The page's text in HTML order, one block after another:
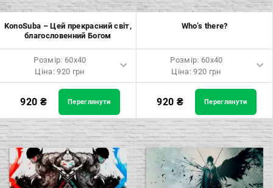
KonoSuba – Цей прекрасний світ,
благословенний Богом
Розмір: 60x40
Ціна: 920 грн
Розмір: 60x40 Ціна: 920 грн
Розмір: 90x60 Ціна: 1650 грн
Розмір: 120x80 Ціна: 2050 грн
920 ₴ Переглянути
Who’s there?
Розмір: 60x40
Ціна: 920 грн
Розмір: 60x40 Ціна: 920 грн
Розмір: 90x60 Ціна: 1650 грн
Розмір: 120x80 Ціна: 2050 грн
920 ₴ Переглянути